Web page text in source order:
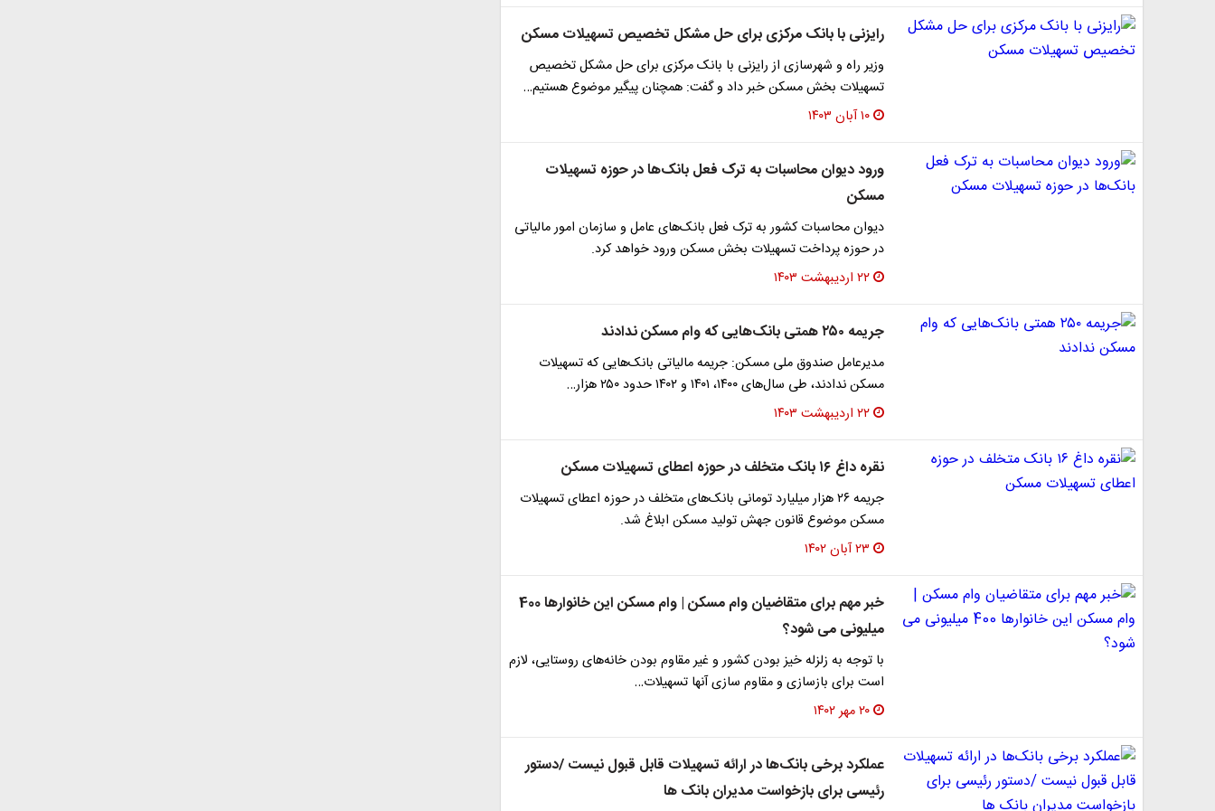
رایزنی با بانک مرکزی برای حل مشکل تخصیص تسهیلات مسکن
وزیر راه و شهرسازی از رایزنی با بانک مرکزی برای حل مشکل تخصیص
تسهیلات بخش مسکن خبر داد و گفت: همچنان پیگیر موضوع هستیم…
۱۰ آبان ۱۴۰۳
ورود دیوان محاسبات به ترک فعل بانک‌ها در حوزه تسهیلات
مسکن
دیوان محاسبات کشور به ترک فعل بانک‌های عامل و سازمان امور مالیاتی
در حوزه پرداخت تسهیلات بخش مسکن ورود خواهد کرد.
۲۲ اردیبهشت ۱۴۰۳
جریمه ۲۵۰ همتی بانک‌هایی که وام مسکن ندادند
مدیرعامل صندوق ملی مسکن: جریمه مالیاتی بانک‌هایی که تسهیلات
مسکن ندادند، طی سال‌های ۱۴۰۰، ۱۴۰۱ و ۱۴۰۲ حدود ۲۵۰ هزار…
۲۲ اردیبهشت ۱۴۰۳
نقره داغ ۱۶ بانک‌ متخلف در حوزه اعطای تسهیلات مسکن
جریمه ۲۶ هزار میلیارد تومانی بانک‌های متخلف در حوزه اعطای تسهیلات
مسکن موضوع قانون جهش تولید مسکن ابلاغ شد.
۲۳ آبان ۱۴۰۲
خبر مهم برای متقاضیان وام مسکن | وام مسکن این خانوارها 400
میلیونی می شود؟
با توجه به زلزله خیز بودن کشور و غیر مقاوم بودن خانه‌های روستایی،‌ لازم
است برای بازسازی و مقاوم سازی آنها تسهیلات…
۲۰ مهر ۱۴۰۲
عملکرد برخی بانک‌ها در ارائه تسهیلات قابل قبول نیست /دستور
رئیسی برای بازخواست مدیران بانک ها